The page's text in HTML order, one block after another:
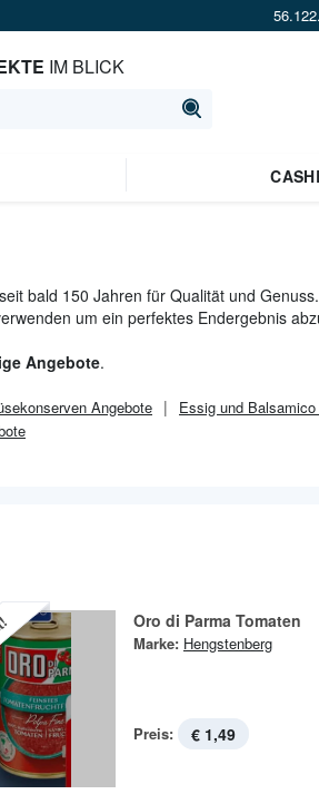
IM BLICK
bald 150 Jahren für Qualität und
um ein perfektes Endergebnis
Angebote.
Angebote
Essig und
Oro di Parma Tomaten
Marke: Hengstenberg
Preis: € 1,49